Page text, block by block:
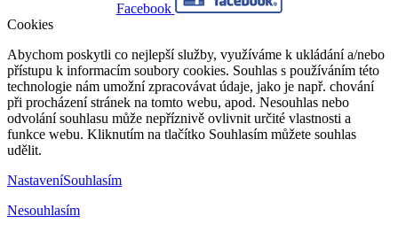
Facebook
Cookies
Abychom poskytli co nejlepší služby, využíváme k ukládání a/nebo
přístupu k informacím soubory cookies. Souhlas s používáním této
technologie nám umožní zpracovávat údaje, jako je např. chování
při procházení stránek na tomto webu, apod. Nesouhlas nebo
odvolání souhlasu může nepříznivě ovlivnit určité vlastnosti a
funkce webu. Kliknutím na tlačítko Souhlasím můžete souhlas
udělit.
NastaveníSouhlasím
Nesouhlasím